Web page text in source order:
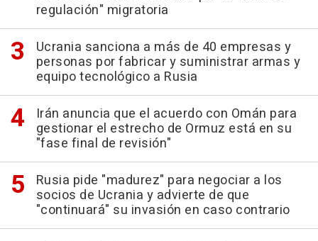
regulación" migratoria
Ucrania sanciona a más de 40 empresas y
personas por fabricar y suministrar armas y
equipo tecnológico a Rusia
Irán anuncia que el acuerdo con Omán para
gestionar el estrecho de Ormuz está en su
"fase final de revisión"
Rusia pide "madurez" para negociar a los
socios de Ucrania y advierte de que
"continuará" su invasión en caso contrario